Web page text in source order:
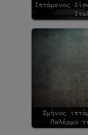
Ιπτάμενος
Σμήνος
Παλέρμο